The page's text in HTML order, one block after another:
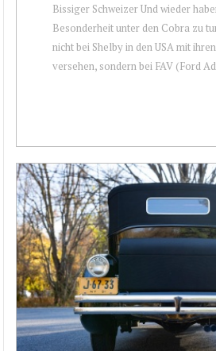
Bissiger Schweizer Und wieder
Besonderheit unter den Cobra zu
nicht bei Shelby in den USA mit
versehen, sondern bei FAV (Ford